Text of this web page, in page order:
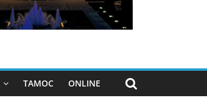
ТАМОС ONLINE